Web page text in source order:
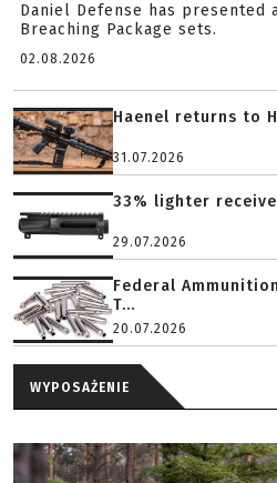
Daniel Defense has presented
Breaching Package sets.
02.08.2026
Haenel returns to
31.07.2026
33% lighter
29.07.2026
Federal
T...
20.07.2026
WYPOSAŻENIE